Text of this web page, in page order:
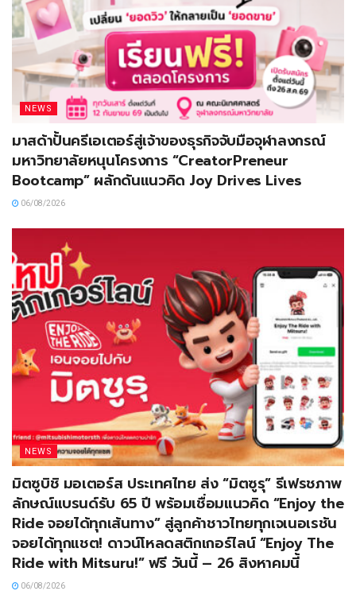
NEWS
มาสด้าปั้นครีเอเตอร์สู่เจ้าของธุรกิจจับมือจุฬาลงกรณ์
มหาวิทยาลัยหนุนโครงการ “CreatorPreneur
Bootcamp” ผลักดันแนวคิด Joy Drives Lives
06/08/2026
NEWS
มิตซูบิชิ มอเตอร์ส ประเทศไทย ส่ง “มิตซูรุ” รีเฟรชภาพ
ลักษณ์แบรนด์รับ 65 ปี พร้อมเชื่อมแนวคิด “Enjoy the
Ride จอยได้ทุกเส้นทาง” สู่ลูกค้าชาวไทยทุกเจเนอเรชัน
จอยได้ทุกแชต! ดาวน์โหลดสติกเกอร์ไลน์ “Enjoy The
Ride with Mitsuru!” ฟรี วันนี้ – 26 สิงหาคมนี้
06/08/2026